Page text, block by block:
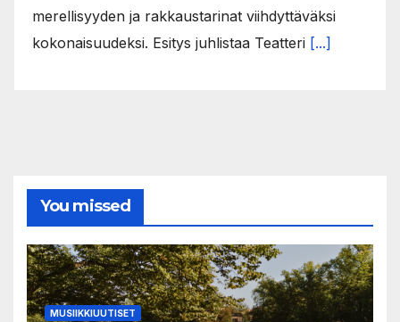
merellisyyden ja rakkaustarinat viihdyttäväksi
kokonaisuudeksi. Esitys juhlistaa Teatteri [...]
You missed
MUSIIKKIUUTISET